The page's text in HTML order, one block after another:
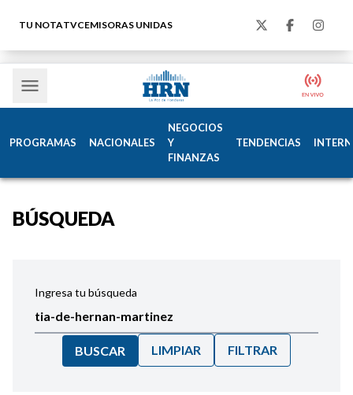
TU NOTATVCEMISORAS UNIDAS
PROGRAMAS NACIONALES
NEGOCIOS
Y
FINANZAS
TENDENCIAS
BÚSQUEDA
Ingresa tu búsqueda
BUSCAR LIMPIAR FILTRAR